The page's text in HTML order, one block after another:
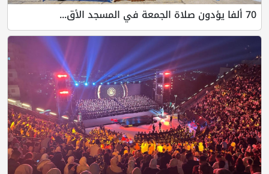
70 ألفا يؤدون صلاة الجمعة في المسجد الأق...